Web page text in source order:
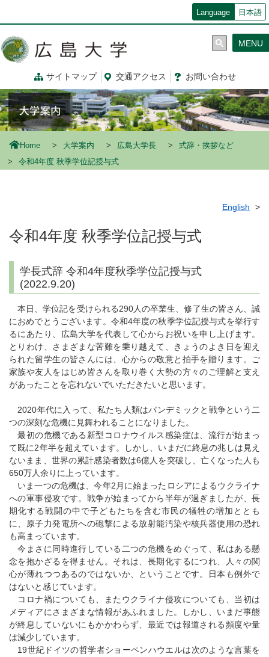
コ
ン
ツ
に
移
動
Language 日本語
サイトマップ 交通アクセス お問い合わせ
MENU
Home 大学案内 広島大学長
式辞・挨拶など
令和4年度 秋季学位記授与式
English
令和4年度 秋季学位記授与式
学長式辞 令和4年度秋季学位記授与式
(2022.9.20)
本日、学位記を受けられる290人の卒業生、修了生の皆さん、誠
におめでとうございます。令和4年度の秋季学位記授与式を挙行す
るにあたり、広島大学を代表して心からお祝いを申し上げます。
とりわけ、さまざまな苦難を乗り越えて、きょうのよき日を迎え
られた留学生の皆さんには、心からの敬意と拍手を贈ります。ご
家族や友人をはじめ皆さんを取り巻く大勢の方々のご理解と支え
があったことを忘れないでいただきたいと思います。
2020年代に入って、私たち人類はパンデミックと戦争という二
つの深刻な危機に見舞われることになりました。
最初の危機である新型コロナウイルス感染症は、流行が始まっ
て既に2年半を超えています。しかし、いまだに終息の兆しは見え
ないまま、世界の累計感染者数は6億人を突破し、亡くなった人も
650万人余りに上っています。
いま一つの危機は、今年2月に始まったロシアによるウクライナ
への軍事侵攻です。戦争が始まってから半年が過ぎましたが、長
期化する戦闘の中で子どもたちを含む市民の犠牲の増加ととも
に、原子力発電所への砲撃による放射能汚染や核兵器使用の恐れ
も高まっています。
今まさに同時進行している二つの危機をめぐって、私はある懸
念を抱かざるを得ません。それは、長期化するにつれ、人々の関
心が薄れつつあるのではないか、ということです。日本も例外で
はないと感じています。
コロナ禍についても、またウクライナ侵攻についても、当初は
メディアにさまざまな情報があふれました。しかし、いまだ事態
が終息していないにもかかわらず、最近では報道される頻度や量
は減少しています。
19世紀ドイツの哲学者ショーペンハウエルは次のような言葉を